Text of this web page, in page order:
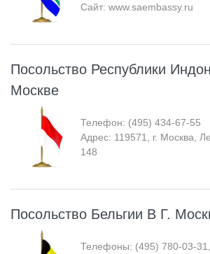
Сайт: www.saembassy.ru
Посольство Республики
Москве
Телефон: (495) 434-67-55
Адрес: 119571, г. Москва,
148
Посольство Бельгии В Г.
Телефоны: (495) 780-03-